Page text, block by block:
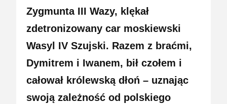
Zygmunta III Wazy, klękał
zdetronizowany car moskiewski
Wasyl IV Szujski. Razem z braćmi,
Dymitrem i Iwanem, bił czołem i
całował królewską dłoń – uznając
swoją zależność od polskiego